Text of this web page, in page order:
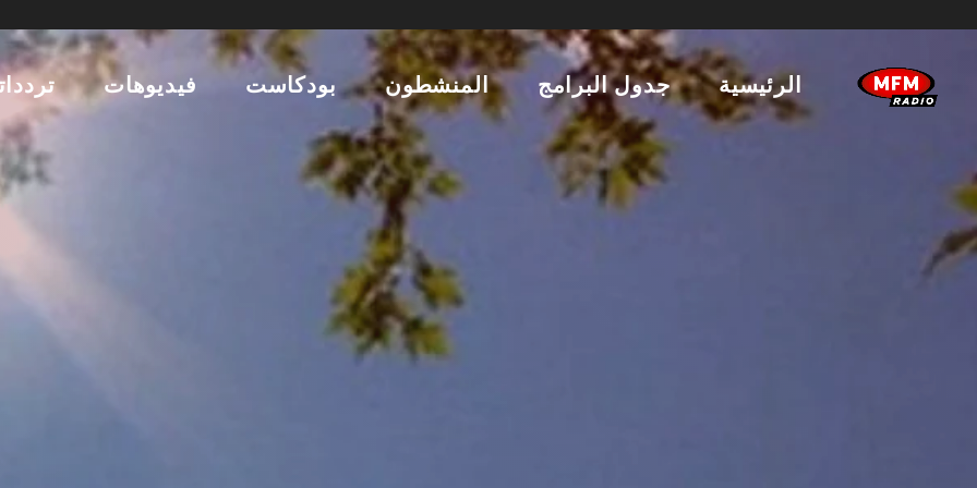
الرئيسية جدول البرامج المنشطون بودكاست فيديوهات